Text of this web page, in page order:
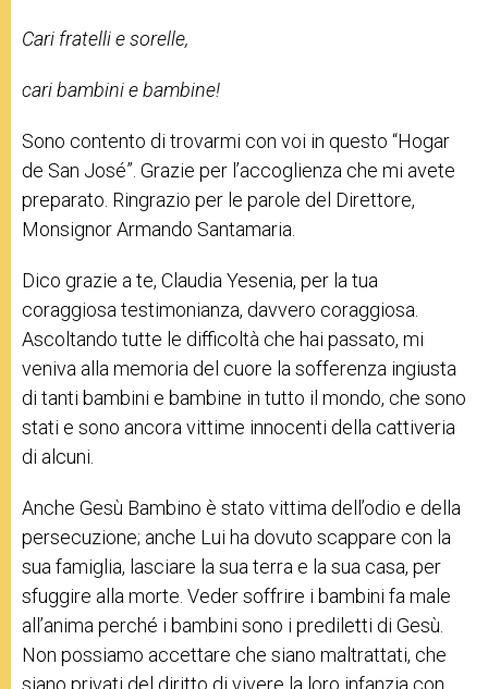
Cari fratelli e sorelle,
cari bambini e bambine!
Sono contento di trovarmi con voi in questo “Hogar
de San José”. Grazie per l’accoglienza che mi avete
preparato. Ringrazio per le parole del Direttore,
Monsignor Armando Santamaria.
Dico grazie a te, Claudia Yesenia, per la tua
coraggiosa testimonianza, davvero coraggiosa.
Ascoltando tutte le difficoltà che hai passato, mi
veniva alla memoria del cuore la sofferenza ingiusta
di tanti bambini e bambine in tutto il mondo, che sono
stati e sono ancora vittime innocenti della cattiveria
di alcuni.
Anche Gesù Bambino è stato vittima dell’odio e della
persecuzione; anche Lui ha dovuto scappare con la
sua famiglia, lasciare la sua terra e la sua casa, per
sfuggire alla morte. Veder soffrire i bambini fa male
all’anima perché i bambini sono i prediletti di Gesù.
Non possiamo accettare che siano maltrattati, che
siano privati del diritto di vivere la loro infanzia con